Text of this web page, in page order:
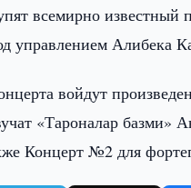
всемирно
управлением Алибека
войдут
«Тароналар базми»
Концерт №2 для